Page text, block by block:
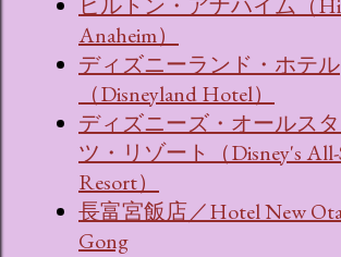
ヒルトン・アナハイム（
Anaheim）
ディズニーランド・ホテル
（Disneyland Hotel）
ディズニーズ・オールス
ツ・リゾート（Disney's All-
Resort）
長富宮飯店／Hotel New
Gong